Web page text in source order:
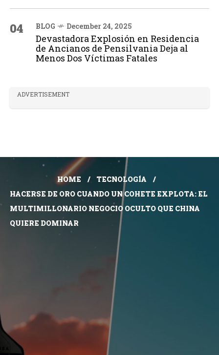
04 BLOG December 24, 2025
Devastadora Explosión en Residencia
de Ancianos de Pensilvania Deja al
Menos Dos Víctimas Fatales
ADVERTISEMENT
HOME
TECNOLOGÍA
HACERSE DE ORO CUANDO UN COHETE EXPLOTA: EL
MULTIMILLONARIO NEGOCIO OCULTO QUE CHINA
QUIERE DOMINAR